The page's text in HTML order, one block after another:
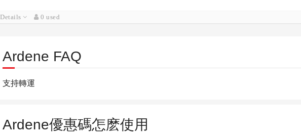
Details 0 used
Ardene FAQ
支持轉運
Ardene優惠碼怎麽使用